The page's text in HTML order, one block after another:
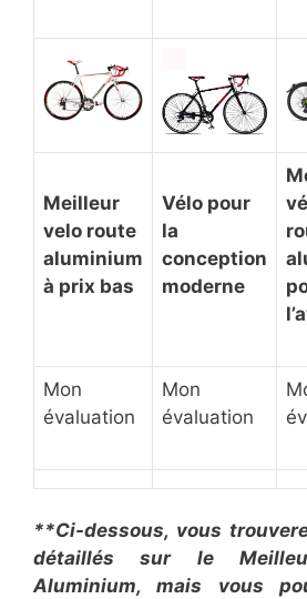
Meilleur
velo route
aluminium
à prix bas
Vélo pour
la
conception
moderne
Mon
évaluation
Mon
évaluation
**Ci-dessous, vous
détaillés sur le
Aluminium, mais vous